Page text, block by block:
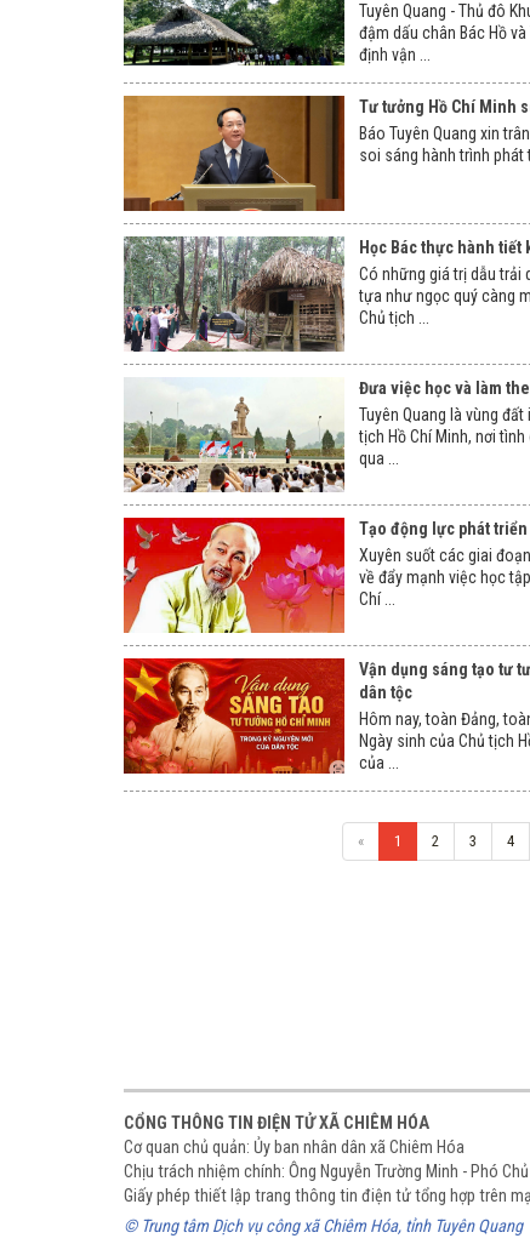
Tuyên Quang - Thủ đô
đậm dấu chân Bác Hồ
định vận ...
Tư tưởng Hồ Chí Minh
Báo Tuyên Quang xin
soi sáng hành trình phát
Học Bác thực hành tiết
Có những giá trị dẫu trải
tựa như ngọc quý càng
Chủ tịch ...
Đưa việc học và làm
Tuyên Quang là vùng
tịch Hồ Chí Minh, nơi
qua ...
Tạo động lực phát
Xuyên suốt các giai
về đẩy mạnh việc học
Chí ...
Vận dụng sáng tạo tư
dân tộc
Hôm nay, toàn Đảng,
Ngày sinh của Chủ tịch
của ...
« 1 2 3 4
CỔNG THÔNG TIN ĐIỆN TỬ XÃ CHIÊM HÓA
Cơ quan chủ quản: Ủy ban nhân dân xã Chiêm Hóa
Chịu trách nhiệm chính: Ông Nguyễn Trường Minh - Phó
Giấy phép thiết lập trang thông tin điện tử tổng hợp trên
© Trung tâm Dịch vụ công xã Chiêm Hóa, tỉnh Tuyên Quang